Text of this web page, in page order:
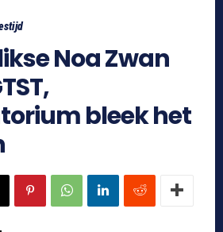
Noa Zwan
bleek het